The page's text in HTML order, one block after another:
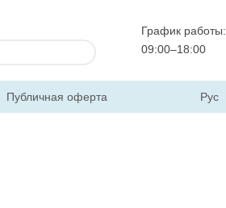
График работы:
09:00–18:00
Публичная оферта
Рус